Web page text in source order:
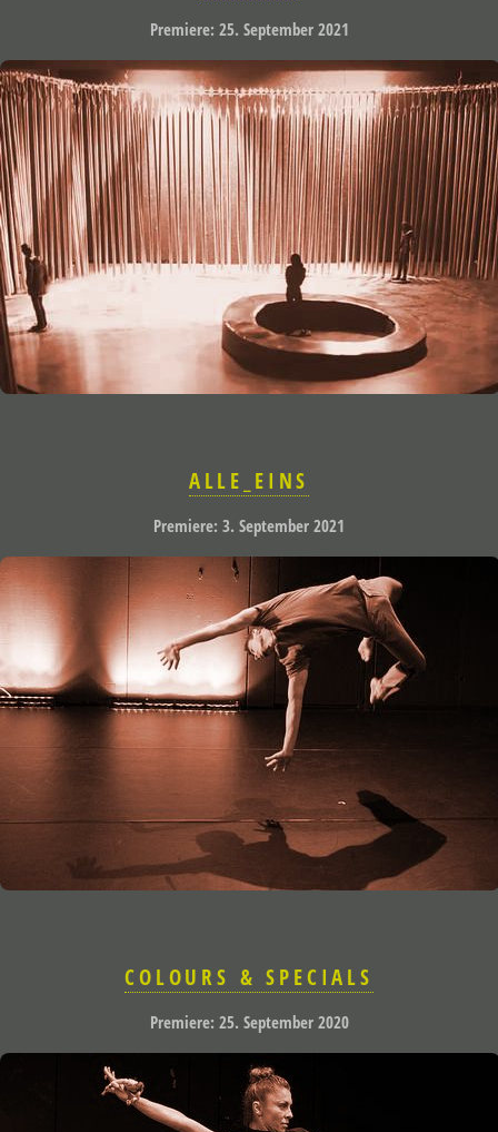
Premiere: 25. September 2021
ALLE_EINS
Premiere: 3. September 2021
COLOURS & SPECIALS
Premiere: 25. September 2020